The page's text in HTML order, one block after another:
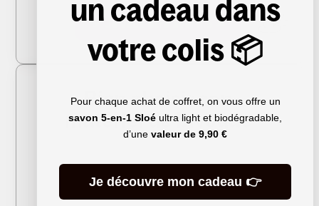
→ Je veux être averti.e 🔔
Bien choisir son
matériel de bivouac
Comment choisir parmi les millions de
références ? Tente, matelas, sac de
un cadeau dans
votre colis 📦
Pour chaque achat de coffret, on vous offre un
savon 5-en-1 Sloé ultra light et biodégradable,
d’une valeur de 9,90 €
Je découvre mon cadeau 👉